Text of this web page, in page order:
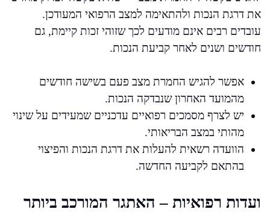
את דרגת הנכות ולהתאימה למצב הרפואי המעודכן.
עובדים רבים אינם מודעים לכך שזוהי זכות קיימת, גם
חודשים ושנים לאחר קביעת הנכות.
אפשר להגיש החמרת מצב פעם בשישה חודשים
מהמועד האחרון שנבדקה הנכות.
יש לצרף מסמכים רפואיים עדכניים שמעידים על שינוי
מהותי במצב הבריאותי.
הוועדה רשאית להעלות את דרגת הנכות והפיצוי
בהתאם לקביעה החדשה.
ועדות רפואיות – האתגר המורכב ביותר